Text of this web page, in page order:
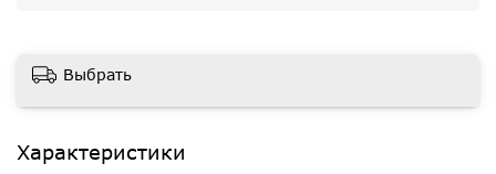
Выбрать
Характеристики